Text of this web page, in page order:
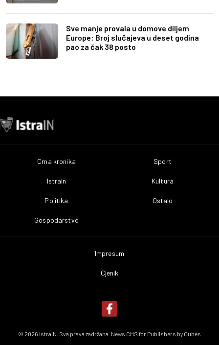
Sve manje provala u domove diljem
Europe: Broj slučajeva u deset godina
pao za čak 38 posto
Crna kronika
IstraIn
Politika
Gospodarstvo
Sport
Kultura
Ostalo
Impresum
Cjenik
© 2026 IstraIN. Sva prava zadržana. News CMS for Publishers by Cubes